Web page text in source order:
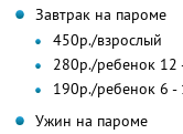
Завтрак на пароме
450р./взрослый
280р./ребенок 12
190р./ребенок 6 -
Ужин на пароме